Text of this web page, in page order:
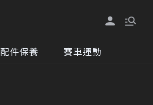
配件保養 賽車運動